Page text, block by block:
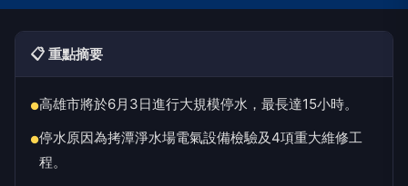
📋 重點摘要
●高雄市將於6月3日進行大規模停水，最長達15小時。
●停水原因為拷潭淨水場電氣設備檢驗及4項重大維修工
程。